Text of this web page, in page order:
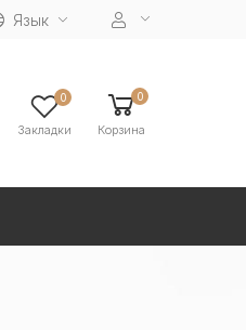
Язык
0
Закладки
0
Корзина